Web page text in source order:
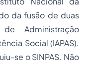
da fusão de duas
Administração
Social (IAPAS).
se o SINPAS. Não